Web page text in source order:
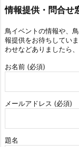
情報提供・問合せ
鳥イベントの情報や、
報提供をお待ちしてい
わせなどありましたら
お名前 (必須)
メールアドレス (必須)
題名